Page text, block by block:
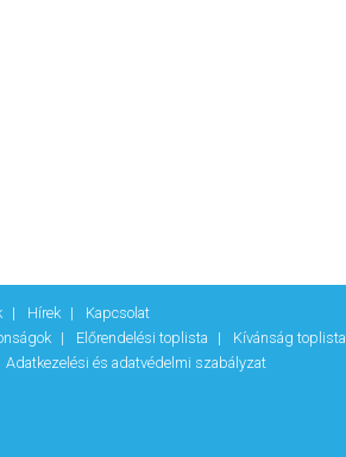
Hírek
Kapcsolat
Előrendelési toplista Kívánság toplista
Adatkezelési és adatvédelmi szabályzat